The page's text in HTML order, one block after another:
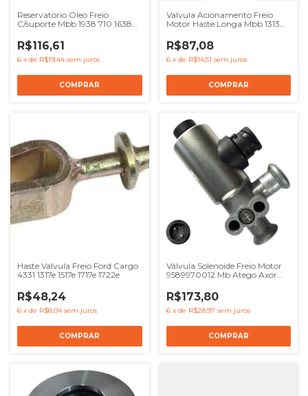
Reservatorio Oleo Freio
C/suporte Mbb 1938 710 1638
R$116,61
6 x de R$19,44 sem juros
Valvula Acionamento Freio
Motor Haste Longa Mbb 1313
R$87,08
6 x de R$14,51 sem juros
Haste Valvula Freio Ford Cargo
4331 1317e 1517e 1717e 1722e
R$48,24
6 x de R$8,04 sem juros
Válvula Solenoide Freio Motor
9589970012 Mb Atego Axor
R$173,80
6 x de R$28,97 sem juros